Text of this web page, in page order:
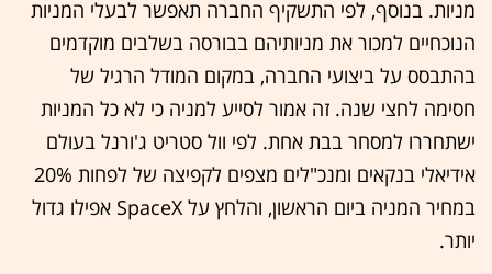
מניות. בנוסף, לפי התשקיף החברה תאפשר לבעלי המניות
הנוכחיים למכור את מניותיהם בבורסה בשלבים מוקדמים
בהתבסס על ביצועי החברה, במקום המודל הרגיל של
חסימה לחצי שנה. זה אמור לסייע למניה כי לא כל המניות
ישתחררו למסחר בבת אחת. לפי וול סטריט ג'ורנל בעולם
אידיאלי בנקאים ומנכ"לים מצפים לקפיצה של לפחות 20%
במחיר המניה ביום הראשון, והלחץ על SpaceX אפילו גדול
יותר.